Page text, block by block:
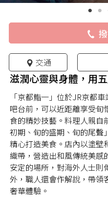
交通
滋潤心靈與身體，用
「京都鮨一」位於JR京都
吧台前，可以近距離享受旬
食的精妙技藝。料理人親自
初期、旬的盛期、旬的尾聲
精心打造美食。店內以塗壁
織帶，營造出和風傳統美感
安定的場所，對海外人士
外，職人還會作解說，帶領
奢華體驗。